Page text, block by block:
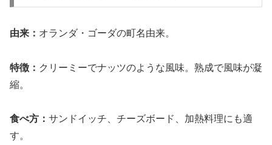
由来： オランダ・ゴーダの町名由来。
特徴： クリーミーでナッツのような風味。熟成で風味が凝
縮。
食べ方： サンドイッチ、チーズボード、加熱料理にも適
す。